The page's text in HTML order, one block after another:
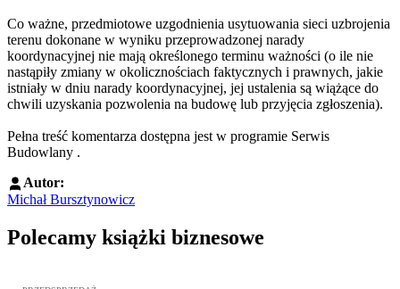
Co ważne, przedmiotowe uzgodnienia usytuowania sieci uzbrojenia
terenu dokonane w wyniku przeprowadzonej narady
koordynacyjnej nie mają określonego terminu ważności (o ile nie
nastąpiły zmiany w okolicznościach faktycznych i prawnych, jakie
istniały w dniu narady koordynacyjnej, jej ustalenia są wiążące do
chwili uzyskania pozwolenia na budowę lub przyjęcia zgłoszenia).
Pełna treść komentarza dostępna jest w programie Serwis
Budowlany .
Autor:
Michał Bursztynowicz
Polecamy książki biznesowe